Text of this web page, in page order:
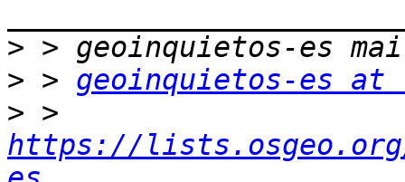
>
> > geoinquietos-es
>
https://